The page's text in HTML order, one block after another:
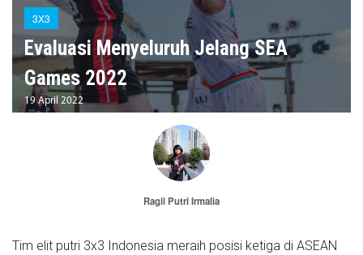
3X3
Evaluasi Menyeluruh Jelang SEA
Games 2022
19 April 2022
Ragil Putri Irmalia
Tim elit putri 3x3 Indonesia meraih posisi ketiga di ASEAN